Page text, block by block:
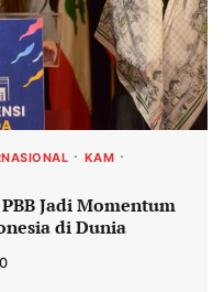
KAM
Jadi Momentum
di Dunia
0